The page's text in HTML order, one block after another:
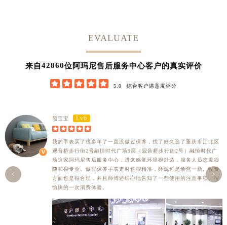
EVALUATE
来自42860位阿玛尼售后服务中心客户的真实评价
     5.0 综合客户满意度评分
熊宝宝 Lv6
    
我的手表买了很多年了一直没做过保养，找了好久选了重庆市江北区
观音桥步行街2号融恒时代广场9层（观音桥步行街2号）融恒时代广
场这家阿玛尼售后服务中心，进来感觉环境很舒适，服务人员态度很
随和很专业。做完保养手表走时也很精准，外观也是焕然一新。收费
方面也是很合理，并且师傅还细心地告知了一些使用的注意事项。很
愉快的一次消费体验。
>
<